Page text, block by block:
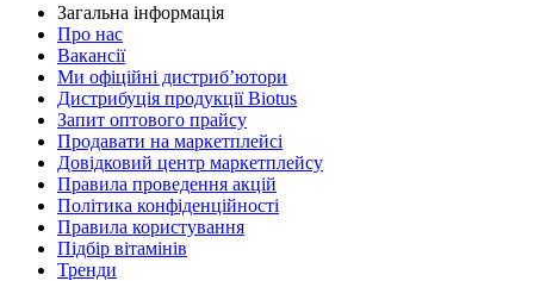
Загальна інформація
Про нас
Вакансії
Ми офіційні дистриб’ютори
Дистрибуція продукції Biotus
Запит оптового прайсу
Продавати на маркетплейсі
Довідковий центр маркетплейсу
Правила проведення акцій
Політика конфіденційності
Правила користування
Підбір вітамінів
Тренди